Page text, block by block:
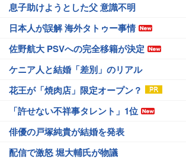
息子助けようとした父 意識不明
日本人が誤解 海外タトゥー事情
佐野航大 PSVへの完全移籍が決定
ケニア人と結婚「差別」のリアル
花王が「焼肉店」限定オープン？
「許せない不祥事タレント」1位
俳優の戸塚純貴が結婚を発表
配信で激怒 堀大輔氏が物議